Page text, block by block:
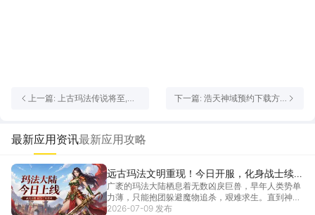
上一篇: 上古玛法传说将至,化
下一篇: 浩天神域预约下载方
最新应用资讯最新应用攻略
远古玛法文明重现！今日开服，化身战士续写
大陆传奇！
广袤的玛法大陆栖息着无数凶戾巨兽，早年人类势单
力薄，只能抱团躲避魔物追杀，艰难求生。直到神秘
种族降临... [详情]
2026-07-09 发布